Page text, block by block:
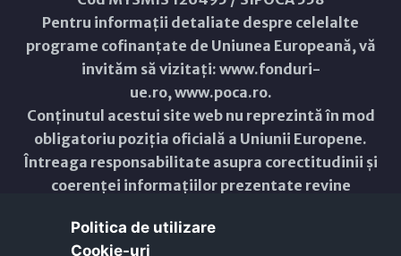
Pentru informații detaliate despre celelalte
programe cofinanțate de Uniunea Europeană, vă
invităm să vizitați: www.fonduri-
ue.ro,www.poca.ro.
Conținutul acestui site web nu reprezintă în mod
obligatoriu poziția oficială a Uniunii Europene.
Întreaga responsabilitate asupra corectitudinii și
coerenței informațiilor prezentate revine
Politica de utilizare
Cookie-uri‎